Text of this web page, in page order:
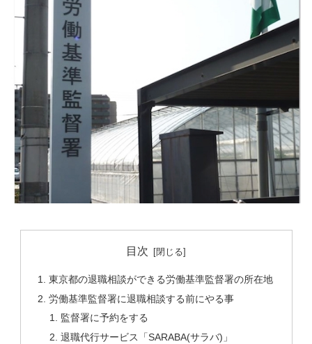
目次
東京都の退職相談ができる労働基準監督署の所在地
労働基準監督署に退職相談する前にやる事
監督署に予約をする
退職代行サービス「SARABA(サラバ)」